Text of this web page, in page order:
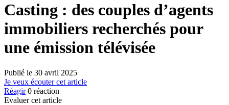
Casting : des couples d’agents
immobiliers recherchés pour
une émission télévisée
Publié le 30 avril 2025
Je veux écouter cet article
Réagir 0 réaction
Evaluer cet article